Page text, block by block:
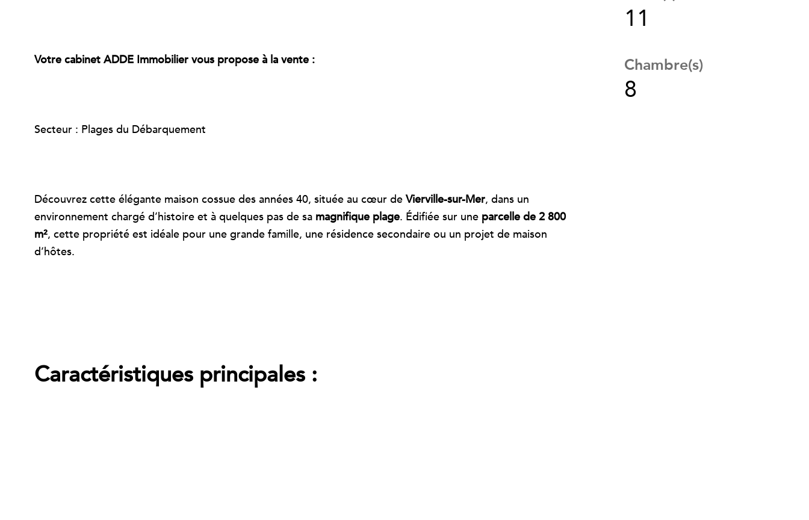
Votre cabinet ADDE Immobilier vous propose à la vente :
Secteur : Plages du Débarquement
Découvrez cette élégante maison cossue des années 40, située au cœur deVierville-sur-Mer, dans un
environnement chargé d’histoire et à quelques pas de sa magnifique plage. Édifiée sur une parcelle de 2 800
m², cette propriété est idéale pour une grande famille, une résidence secondaire ou un projet de maison
d’hôtes.
Caractéristiques principales :
11
Chambre(s)
8